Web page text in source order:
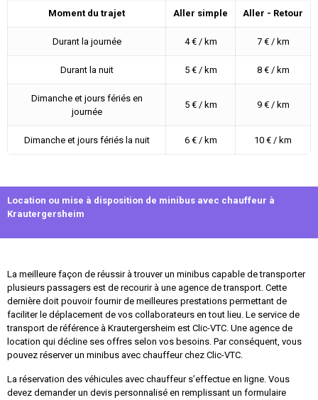
Moment du trajet Aller simple Aller - Retour
Durant la journée 4 € / km 7 € / km
Durant la nuit 5 € / km 8 € / km
Dimanche et jours fériés en
journée
5 € / km 9 € / km
Dimanche et jours fériés la nuit 6 € / km 10 € / km
Location ou mise à disposition de minibus avec chauffeur à
Krautergersheim
La meilleure façon de réussir à trouver un minibus capable de transporter
plusieurs passagers est de recourir à une agence de transport. Cette
dernière doit pouvoir fournir de meilleures prestations permettant de
faciliter le déplacement de vos collaborateurs en tout lieu. Le service de
transport de référence à Krautergersheim est Clic-VTC. Une agence de
location qui décline ses offres selon vos besoins. Par conséquent, vous
pouvez réserver un minibus avec chauffeur chez Clic-VTC.
La réservation des véhicules avec chauffeur s’effectue en ligne. Vous
devez demander un devis personnalisé en remplissant un formulaire